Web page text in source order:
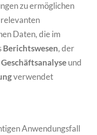
zu ermöglichen
Daten, die im
Berichtswesen, der
Geschäftsanalyseund
verwendet
Anwendungsfall